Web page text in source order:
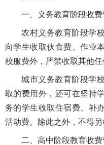
一、义务教育阶段收费
农村义务教育阶段学
向学生收取伙食费、作业
校服费外，严禁收取其他任
城市义务教育阶段学
取的费用外，还可在坚持
务的学生收取住宿费、补
活动费。除此之外，不得另
二、高中阶段教育收费